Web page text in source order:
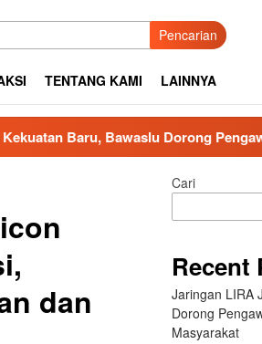
Pencarian
TENTANG KAMI LAINNYA
Dorong Pengawasan Pemilu
dan
Cari
Recent
Jaringan LIRA
Dorong
Masyarakat